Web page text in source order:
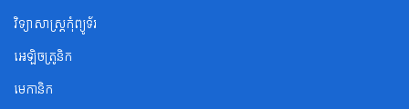
វិទ្យាសាស្ត្រកុំព្យូទ័រ
អេឡិចត្រូនិក
មេកានិក